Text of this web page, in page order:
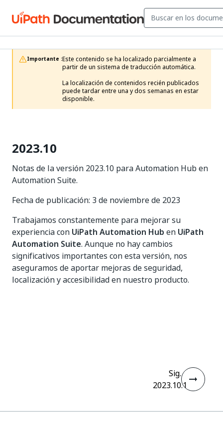
Importante :Este contenido se ha localizado parcialmente a
partir de un sistema de traducción automática.
La localización de contenidos recién publicados
puede tardar entre una y dos semanas en estar
disponible.
2023.10
Notas de la versión 2023.10 para Automation Hub en
Automation Suite.
Fecha de publicación: 3 de noviembre de 2023
Trabajamos constantemente para mejorar su
experiencia con UiPath Automation Hub en UiPath
Automation Suite. Aunque no hay cambios
significativos importantes con esta versión, nos
aseguramos de aportar mejoras de seguridad,
localización y accesibilidad en nuestro producto.
Sig.
2023.10.1